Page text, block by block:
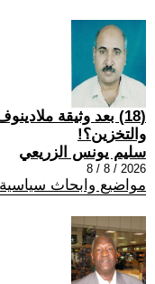
(18) بعد وثيقة
والتخزين؟!
سليم يونس الزريعي
2026 / 8 / 8
مواضيع وابحاث سياسية